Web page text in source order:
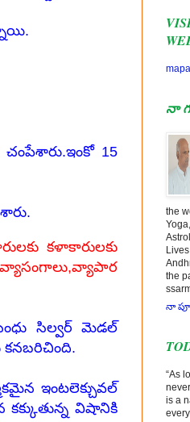
15
కళాకారులకు
సిల్వర్ మెడల్
కనబరిచింది.
ఇంటలెక్చువల్
విషానికి
నా
the
the
నా
“As
is a